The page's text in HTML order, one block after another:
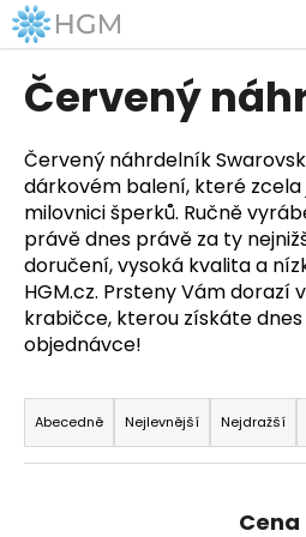
Přejít
na
obsah
Červený
Červený náhrdelník
dárkovém balení, které
milovnici šperků. Ručně
právě dnes právě za ty
doručení, vysoká kvalita a
HGM.cz. Prsteny Vám dorazí
krabičce, kterou získáte dnes
objednávce!
Ř
a
z
Abecedně Nejlevnější Nejdražší
Cena
K
o
o
p
o
t
ř
e
b
j
e
t